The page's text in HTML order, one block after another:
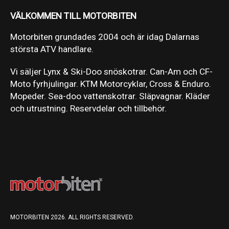
VÄLKOMMEN TILL MOTORBITEN
Motorbiten grundades 2004 och är idag Dalarnas
största ATV handlare.
Vi säljer Lynx & Ski-Doo snöskotrar. Can-Am och CF-
Moto fyrhjulingar. KTM Motorcyklar, Cross & Enduro.
Mopeder. Sea-doo vattenskotrar. Släpvagnar. Kläder
och utrustning. Reservdelar och tillbehör.
MOTORBITEN 2026. ALL RIGHTS RESERVED.